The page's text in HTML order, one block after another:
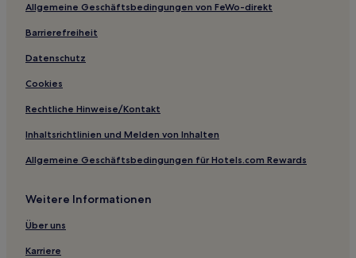
Allgemeine Geschäftsbedingungen von FeWo-direkt
Barrierefreiheit
Datenschutz
Cookies
Rechtliche Hinweise/Kontakt
Inhaltsrichtlinien und Melden von Inhalten
Allgemeine Geschäftsbedingungen für Hotels.com Rewards
Weitere Informationen
Über uns
Karriere